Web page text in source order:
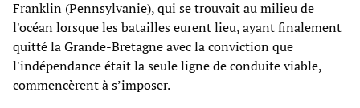
Franklin (Pennsylvanie), qui se trouvait au milieu de
l'océan lorsque les batailles eurent lieu, ayant finalement
quitté la Grande-Bretagne avec la conviction que
l'indépendance était la seule ligne de conduite viable,
commencèrent à s’imposer.